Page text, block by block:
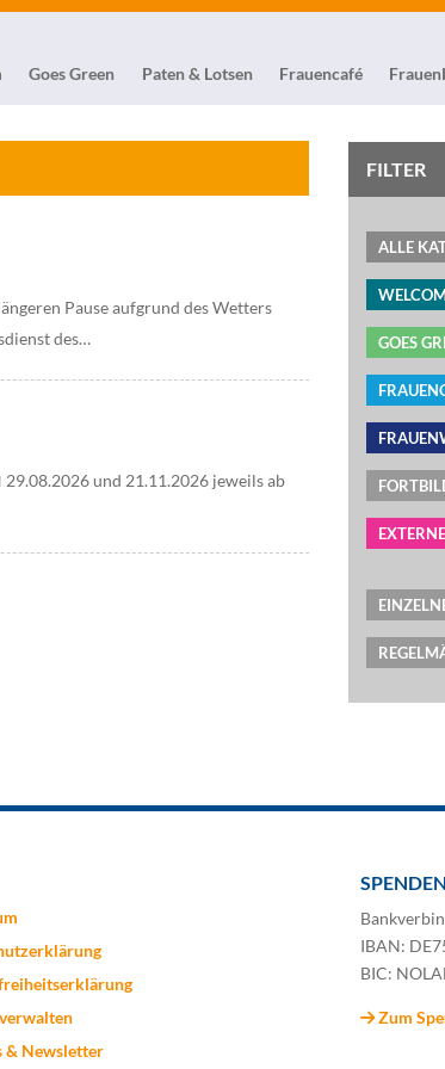
Goes Green Paten & Lotsen Frauencafé
Pause aufgrund des Wetters
des…
und 21.11.2026 jeweils ab
FILTER
ALLE
GOES
& Newsletter
SPENDEN
IBAN:
BIC:
Zum